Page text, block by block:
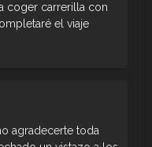
coger carrerilla con
el viaje
agradecerte toda